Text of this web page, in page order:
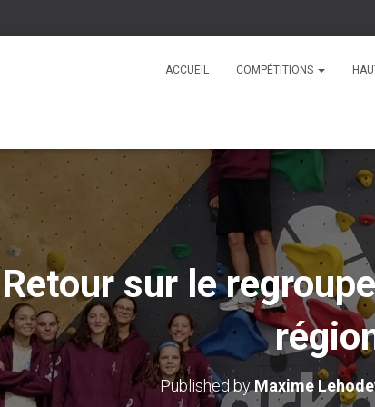
ACCUEIL COMPÉTITIONS
Retour sur le
Published byMaxime